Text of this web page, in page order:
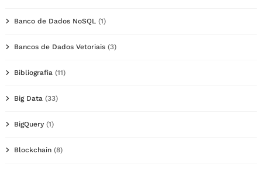
Banco de Dados NoSQL (1)
Bancos de Dados Vetoriais (3)
Bibliografia (11)
Big Data (33)
BigQuery (1)
Blockchain (8)